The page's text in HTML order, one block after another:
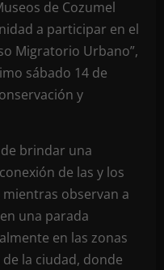
de Cozumel
a participar en el
Migratorio Urbano”,
sábado 14 de
y
brindar una
de las y los
observan a
una parada
en las zonas
la ciudad, donde